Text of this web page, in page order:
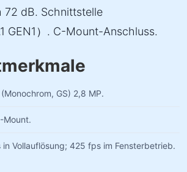
72 dB. Schnittstelle
GEN1）. C-Mount-Anschluss.
GS) 2,8 MP.
Mount.
in Vollauflösung; 425 fps im Fensterbetrieb.